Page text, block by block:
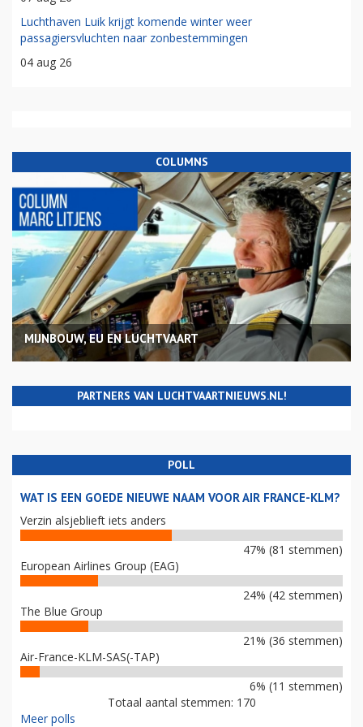
Luchthaven Luik krijgt komende winter weer
passagiersvluchten naar zonbestemmingen
04 aug 26
COLUMNS
MIJNBOUW, EU EN LUCHTVAART
PARTNERS VAN LUCHTVAARTNIEUWS.NL!
POLL
WAT IS EEN GOEDE NIEUWE NAAM VOOR AIR FRANCE-KLM?
Verzin alsjeblieft iets anders
47% (81 stemmen)
European Airlines Group (EAG)
24% (42 stemmen)
The Blue Group
21% (36 stemmen)
Air-France-KLM-SAS(-TAP)
6% (11 stemmen)
Totaal aantal stemmen: 170
Meer polls